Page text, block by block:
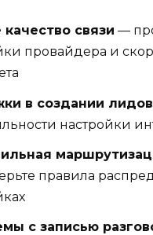
качество связи —
провайдера и
в создании лидов
настройки
правила
с записью